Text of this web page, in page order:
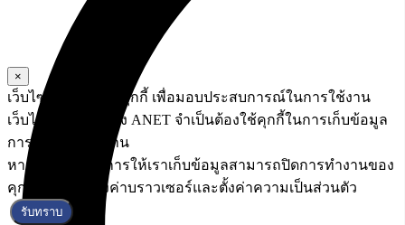
×
เว็บไซต์นี้ใช้ข้อมูลคุกกี้ เพื่อมอบประสบการณ์ในการใช้งาน
เว็บไซต์ที่ดีที่สุดทาง ANET จำเป็นต้องใช้คุกกี้ในการเก็บข้อมูล
การใช้งานของท่าน
หากท่านไม่ต้องการให้เราเก็บข้อมูลสามารถปิดการทำงานของ
คุกกี้ได้โดยไปตั้งค่าบราวเซอร์และตั้งค่าความเป็นส่วนตัว
รับทราบ